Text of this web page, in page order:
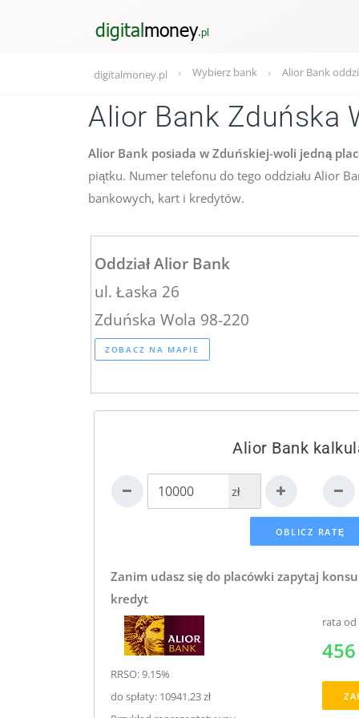
digitalmoney.pl Wybierz bank Alior Bank
Alior Bank Zduńska
Alior Bank posiada w Zduńskiej-woli jedną
piątku. Numer telefonu do tego oddziału Alior
bankowych, kart i kredytów.
Oddział Alior Bank
ul. Łaska 26
Zduńska Wola 98-220
ZOBACZ NA MAPIE
Alior Bank
zł
Zanim udasz się do placówki zapytaj
kredyt
RRSO: 9.15%
do spłaty: 10941.23 zł
rata od
456